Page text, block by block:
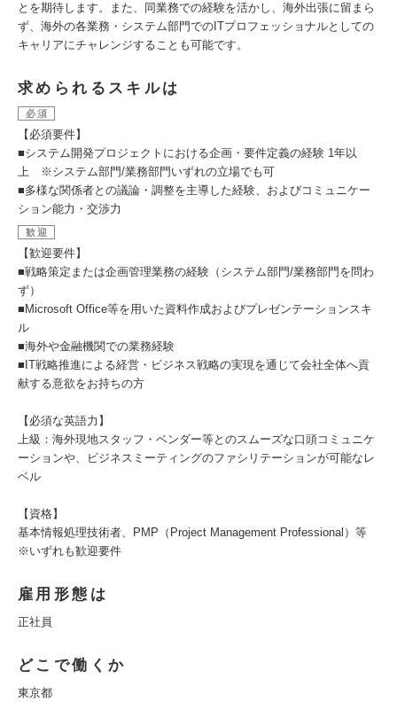
とを期待します。また、同業務での経験を活かし、海外出張に留まら
ず、海外の各業務・システム部門でのITプロフェッショナルとしての
キャリアにチャレンジすることも可能です。
求められるスキルは
必須
【必須要件】
■システム開発プロジェクトにおける企画・要件定義の経験 1年以
上 ※システム部門/業務部門いずれの立場でも可
■多様な関係者との議論・調整を主導した経験、およびコミュニケー
ション能力・交渉力
歓迎
【歓迎要件】
■戦略策定または企画管理業務の経験（システム部門/業務部門を問わ
ず）
■Microsoft Office等を用いた資料作成およびプレゼンテーションスキ
ル
■海外や金融機関での業務経験
■IT戦略推進による経営・ビジネス戦略の実現を通じて会社全体へ貢
献する意欲をお持ちの方
【必須な英語力】
上級：海外現地スタッフ・ベンダー等とのスムーズな口頭コミュニケ
ーションや、ビジネスミーティングのファシリテーションが可能なレ
ベル
【資格】
基本情報処理技術者、PMP（Project Management Professional）等
※いずれも歓迎要件
雇用形態は
正社員
どこで働くか
東京都